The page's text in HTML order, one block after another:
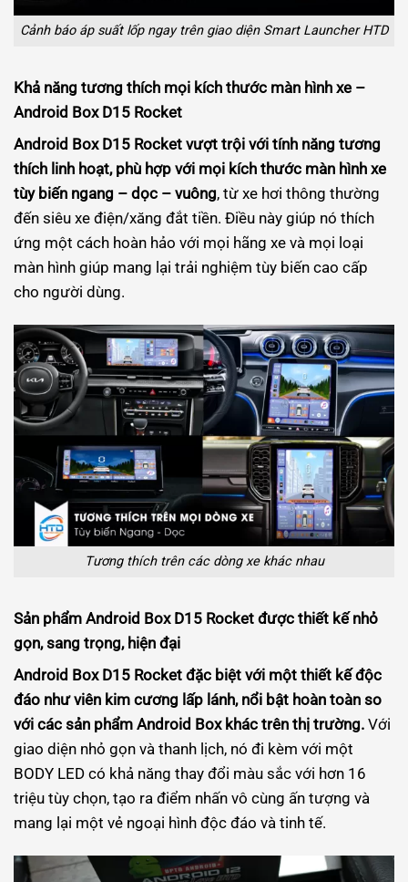
Cảnh báo áp suất lốp ngay trên giao diện Smart Launcher HTD
Khả năng tương thích mọi kích thước màn hình xe –
Android Box D15 Rocket
Android Box D15 Rocket vượt trội với tính năng tương
thích linh hoạt, phù hợp với mọi kích thước màn hình xe
tùy biến ngang – dọc – vuông, từ xe hơi thông thường
đến siêu xe điện/xăng đắt tiền. Điều này giúp nó thích
ứng một cách hoàn hảo với mọi hãng xe và mọi loại
màn hình giúp mang lại trải nghiệm tùy biến cao cấp
cho người dùng.
Tương thích trên các dòng xe khác nhau
Sản phẩm Android Box D15 Rocket được thiết kế nhỏ
gọn, sang trọng, hiện đại
Android Box D15 Rocket đặc biệt với một thiết kế độc
đáo như viên kim cương lấp lánh, nổi bật hoàn toàn so
với các sản phẩm Android Box khác trên thị trường. Với
giao diện nhỏ gọn và thanh lịch, nó đi kèm với một
BODY LED có khả năng thay đổi màu sắc với hơn 16
triệu tùy chọn, tạo ra điểm nhấn vô cùng ấn tượng và
mang lại một vẻ ngoại hình độc đáo và tinh tế.